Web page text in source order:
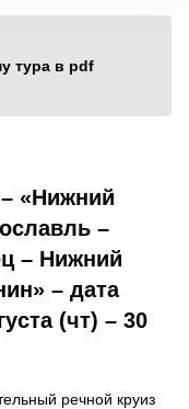
тура в pdf
«Нижний
–
– Нижний
– дата
(чт) – 30
речной круиз